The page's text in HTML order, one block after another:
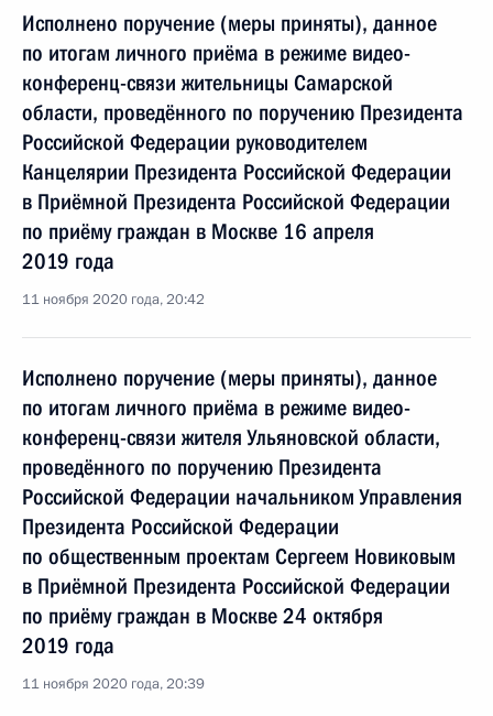
Исполнено поручение (меры приняты), данное
по итогам личного приёма в режиме видео-
конференц-связи жительницы Самарской
области, проведённого по поручению Президента
Российской Федерации руководителем
Канцелярии Президента Российской Федерации
в Приёмной Президента Российской Федерации
по приёму граждан в Москве 16 апреля
2019 года
11 ноября 2020 года, 20:42
Исполнено поручение (меры приняты), данное
по итогам личного приёма в режиме видео-
конференц-связи жителя Ульяновской области,
проведённого по поручению Президента
Российской Федерации начальником Управления
Президента Российской Федерации
по общественным проектам Сергеем Новиковым
в Приёмной Президента Российской Федерации
по приёму граждан в Москве 24 октября
2019 года
11 ноября 2020 года, 20:39